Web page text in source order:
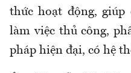
thức hoạt động, giúp
làm việc thủ công,
pháp hiện đại, có hệ